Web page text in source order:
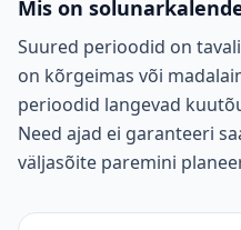
Mis on
Suured perioodid on
on kõrgeimas või
perioodid langevad
Need ajad ei garanteeri
väljasõite paremini